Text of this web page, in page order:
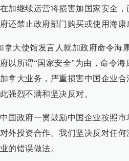
加继续运营将损害加国家安全
还禁止政府部门购买或使用海康
拿大使馆发言人就加政府命令海
以所谓“国家安全”为由，命令
拿大业务，严重损害中国企业
强烈不满和坚决反对。
国政府一贯鼓励中国企业按照
外投资合作。我们坚决反对任
的错误做法。